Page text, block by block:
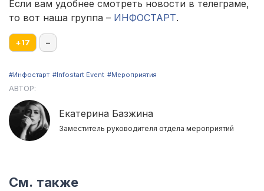
Если вам удобнее смотреть новости в телеграме,
то вот наша группа – ИНФОСТАРТ.
+17 –
#Инфостарт #Infostart Event #Мероприятия
АВТОР:
Екатерина Базжина
Заместитель руководителя отдела мероприятий
См. также